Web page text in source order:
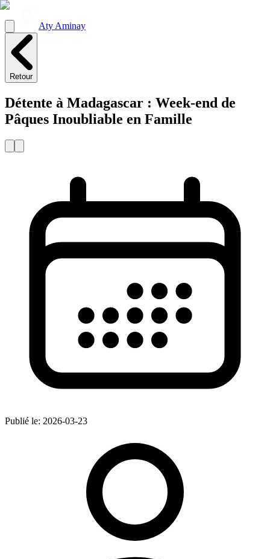
Aty Aminay
Retour
Détente à Madagascar : Week-end de
Pâques Inoubliable en Famille
Publié le: 2026-03-23